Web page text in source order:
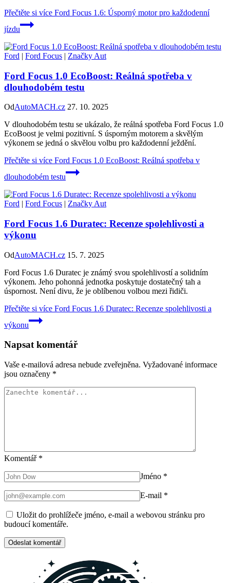
Přečtěte si více Ford Focus 1.6: Úsporný motor pro každodenní
jízdu
Ford | Ford Focus | Značky Aut
Ford Focus 1.0 EcoBoost: Reálná spotřeba v
dlouhodobém testu
OdAutoMACH.cz 27. 10. 2025
V dlouhodobém testu se ukázalo, že reálná spotřeba Ford Focus 1.0
EcoBoost je velmi pozitivní. S úsporným motorem a skvělým
výkonem se jedná o skvělou volbu pro každodenní ježdění.
Přečtěte si více Ford Focus 1.0 EcoBoost: Reálná spotřeba v
dlouhodobém testu
Ford | Ford Focus | Značky Aut
Ford Focus 1.6 Duratec: Recenze spolehlivosti a
výkonu
OdAutoMACH.cz 15. 7. 2025
Ford Focus 1.6 Duratec je známý svou spolehlivostí a solidním
výkonem. Jeho pohonná jednotka poskytuje dostatečný tah a
úspornost. Není divu, že je oblíbenou volbou mezi řidiči.
Přečtěte si více Ford Focus 1.6 Duratec: Recenze spolehlivosti a
výkonu
Napsat komentář
Vaše e-mailová adresa nebude zveřejněna. Vyžadované informace
jsou označeny *
Komentář *
Jméno *
E-mail *
Uložit do prohlížeče jméno, e-mail a webovou stránku pro
budoucí komentáře.